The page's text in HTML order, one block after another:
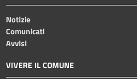
Notizie
Comunicati
Avvisi
VIVERE IL COMUNE